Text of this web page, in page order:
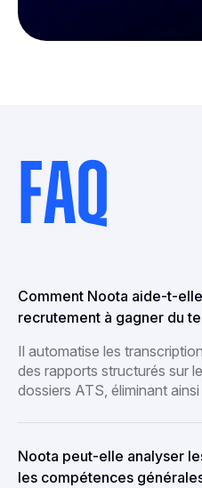
FAQ
Comment Noota aide-t-
recrutement à gagner du
Il automatise les
des rapports structurés sur
dossiers ATS, éliminant
Noota peut-elle analyser
les compétences